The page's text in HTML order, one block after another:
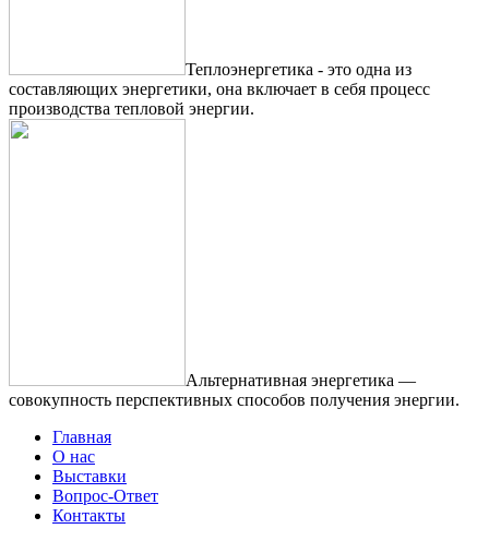
Теплоэнергетика - это одна из
составляющих энергетики, она включает в себя процесс
производства тепловой энергии.
Альтернативная энергетика —
совокупность перспективных способов получения энергии.
Главная
О нас
Выставки
Вопрос-Ответ
Контакты